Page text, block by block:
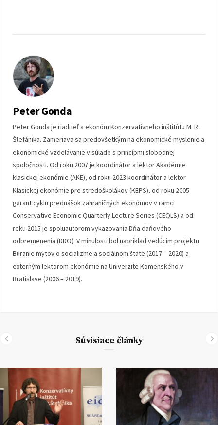
Peter Gonda
Peter Gonda je riaditeľ a ekonóm Konzervatívneho inštitútu M. R.
Štefánika. Zameriava sa predovšetkým na ekonomické myslenie a
ekonomické vzdelávanie v súlade s princípmi slobodnej
spoločnosti. Od roku 2007 je koordinátor a lektor Akadémie
klasickej ekonómie (AKE), od roku 2023 koordinátor a lektor
Klasickej ekonómie pre stredoškolákov (KEPS), od roku 2005
garant cyklu prednášok zahraničných ekonómov v rámci
Conservative Economic Quarterly Lecture Series (CEQLS) a od
roku 2015 je spoluautorom vykazovania Dňa daňového
odbremenenia (DDO). V minulosti bol napríklad vedúcim projektu
Búranie mýtov o socializme a sociálnom štáte (2017 – 2020) a
externým lektorom ekonómie na Univerzite Komenského v
Bratislave (2006 – 2019).
Súvisiace články